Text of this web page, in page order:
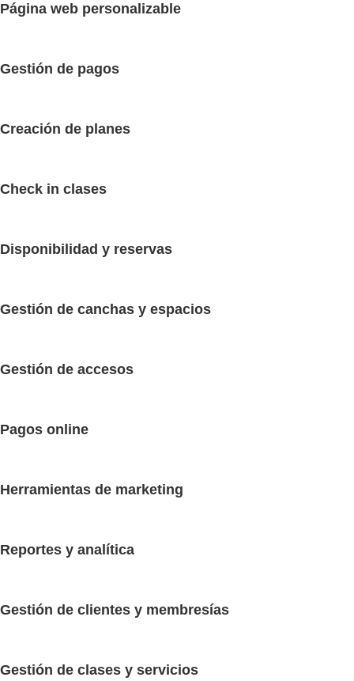
Página web personalizable
Gestión de pagos
Creación de planes
Check in clases
Disponibilidad y reservas
Gestión de canchas y espacios
Gestión de accesos
Pagos online
Herramientas de marketing
Reportes y analítica
Gestión de clientes y membresías
Gestión de clases y servicios